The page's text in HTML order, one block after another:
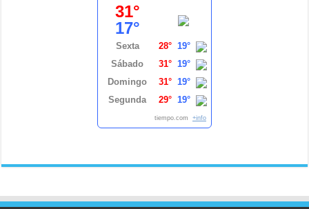
31°
17°
Sexta 28° 19°
Sábado
31° 19°
Domingo
31° 19°
Segunda
29° 19°
tiempo.com +info